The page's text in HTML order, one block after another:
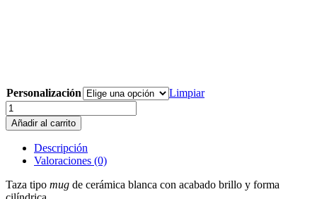
Personalización
Limpiar
Taza233
Mamá
cocodrilo
(enhorabuena
nacimiento
cantidad
Añadir al carrito
Descripción
Valoraciones (0)
Taza tipo mug de cerámica blanca con acabado brillo y forma